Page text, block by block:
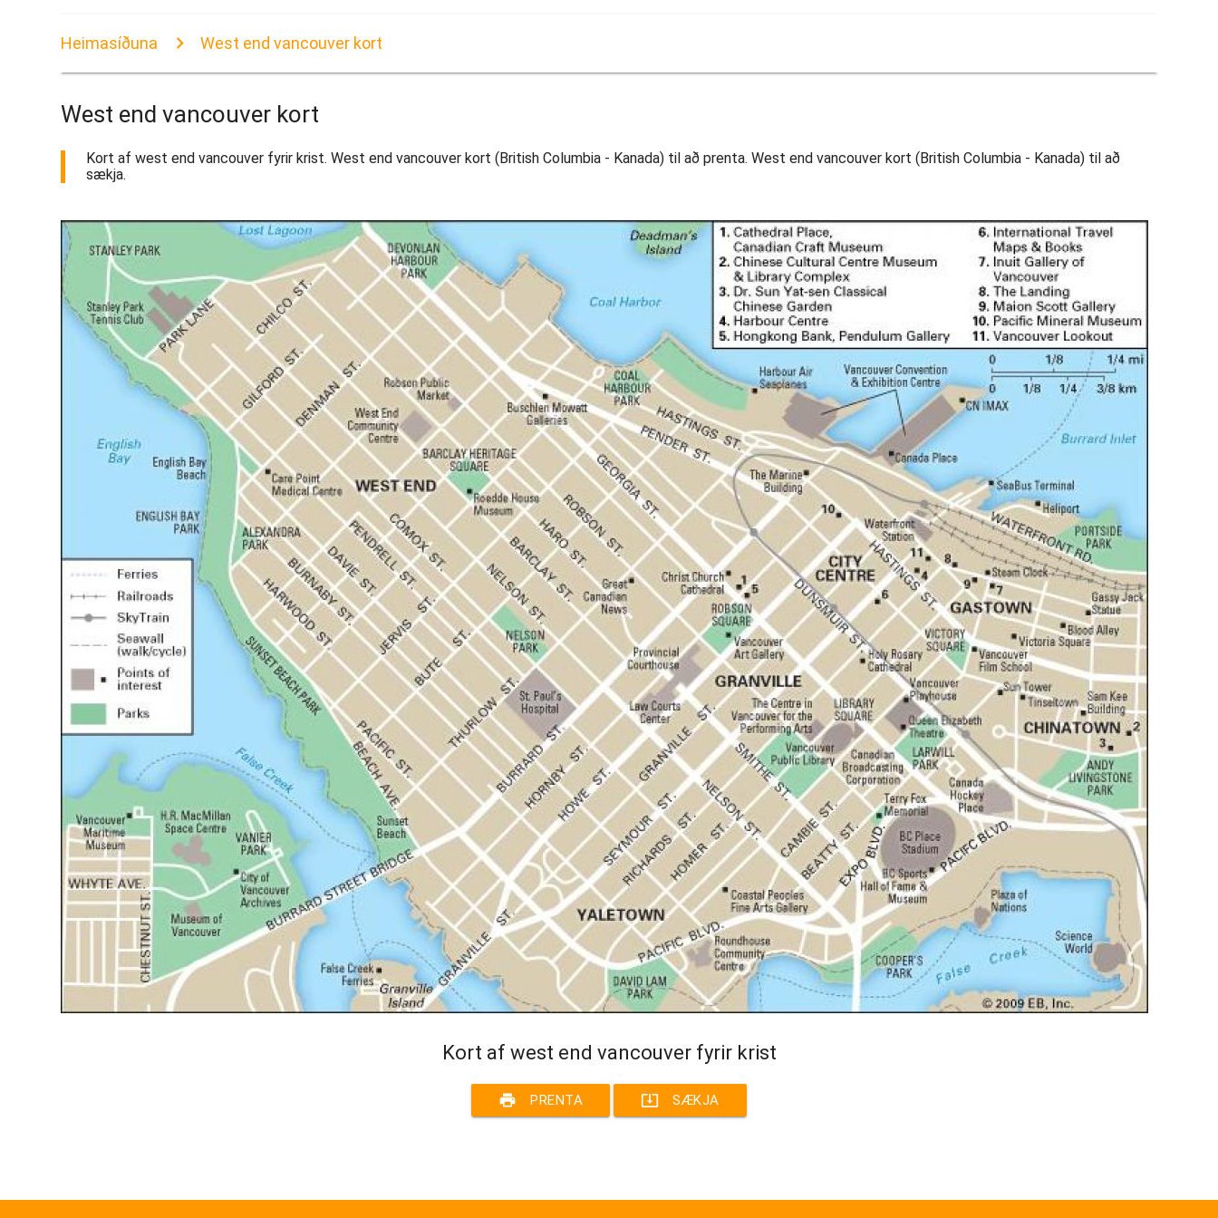
Heimasíðuna West end vancouver kort
West end vancouver kort
Kort af west end vancouver fyrir krist. West end vancouver kort (British Columbia - Kanada) til að prenta. West end vancouver kort (British Columbia - Kanada) til að
sækja.
Kort af west end vancouver fyrir krist
print PRENTA system_update_alt SÆKJA